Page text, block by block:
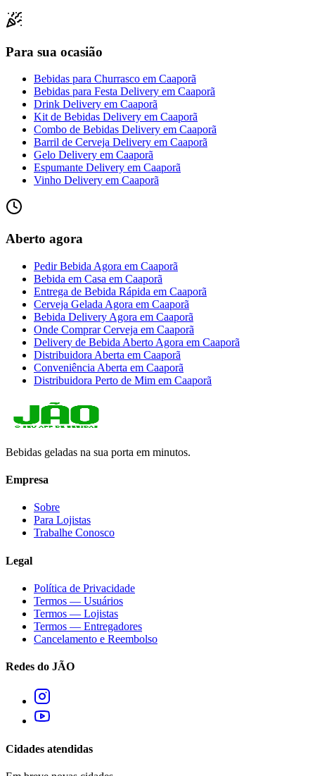
Para sua ocasião
Bebidas para Churrasco em Caaporã
Bebidas para Festa Delivery em Caaporã
Drink Delivery em Caaporã
Kit de Bebidas Delivery em Caaporã
Combo de Bebidas Delivery em Caaporã
Barril de Cerveja Delivery em Caaporã
Gelo Delivery em Caaporã
Espumante Delivery em Caaporã
Vinho Delivery em Caaporã
Aberto agora
Pedir Bebida Agora em Caaporã
Bebida em Casa em Caaporã
Entrega de Bebida Rápida em Caaporã
Cerveja Gelada Agora em Caaporã
Bebida Delivery Agora em Caaporã
Onde Comprar Cerveja em Caaporã
Delivery de Bebida Aberto Agora em Caaporã
Distribuidora Aberta em Caaporã
Conveniência Aberta em Caaporã
Distribuidora Perto de Mim em Caaporã
Bebidas geladas na sua porta em minutos.
Empresa
Sobre
Para Lojistas
Trabalhe Conosco
Legal
Política de Privacidade
Termos — Usuários
Termos — Lojistas
Termos — Entregadores
Cancelamento e Reembolso
Redes do JÃO
Cidades atendidas